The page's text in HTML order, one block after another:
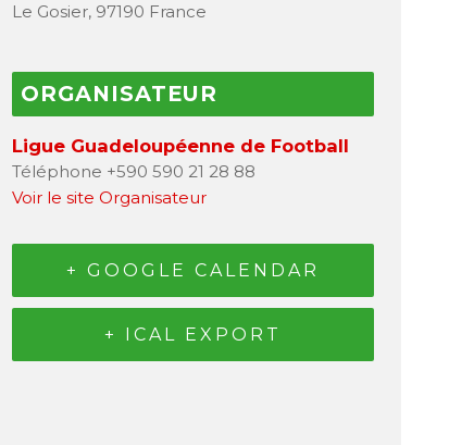
Le Gosier, 97190 France
ORGANISATEUR
Ligue Guadeloupéenne de Football
Téléphone +590 590 21 28 88
Voir le site Organisateur
+ GOOGLE CALENDAR
+ ICAL EXPORT